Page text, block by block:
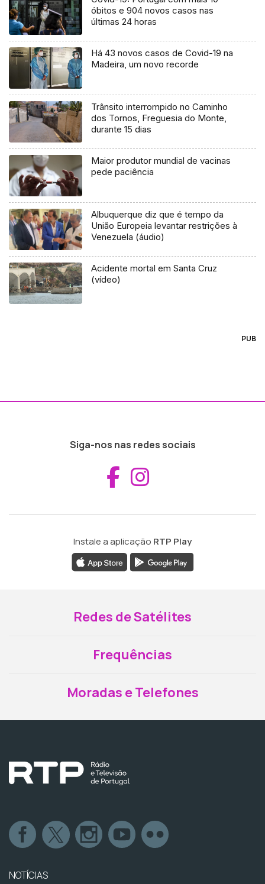
óbitos e 904 novos casos nas
últimas 24 horas
Há 43 novos casos de Covid-19 na
Madeira, um novo recorde
Trânsito interrompido no Caminho
dos Tornos, Freguesia do Monte,
durante 15 dias
Maior produtor mundial de vacinas
pede paciência
Albuquerque diz que é tempo da
União Europeia levantar restrições à
Venezuela (áudio)
Acidente mortal em Santa Cruz
(vídeo)
PUB
Siga-nos nas redes sociais
Aceder ao
Instale a aplicação RTP Play
Redes de Satélites
Frequências
Moradas e Telefones
NOTÍCIAS